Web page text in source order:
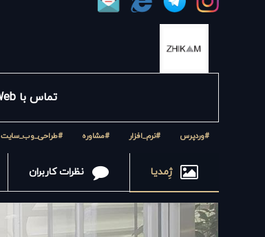
تماس با AK Web
#وردپرس #نرم_افزار #مشاوره #طراحی_وب_سایت
ژِمدیا نظرات کاربران